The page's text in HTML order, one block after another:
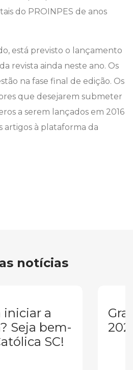
do PROINPES de anos
está previsto o lançamento
revista ainda neste ano. Os
na fase final de edição. Os
que desejarem submeter
a serem lançados em 2016
artigos à plataforma da
notícias
iniciar a
Seja bem-
SC!